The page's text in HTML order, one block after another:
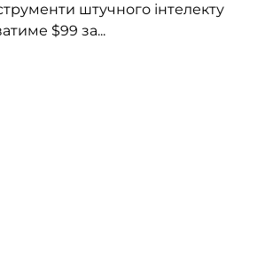
штучного інтелекту
$99 за...